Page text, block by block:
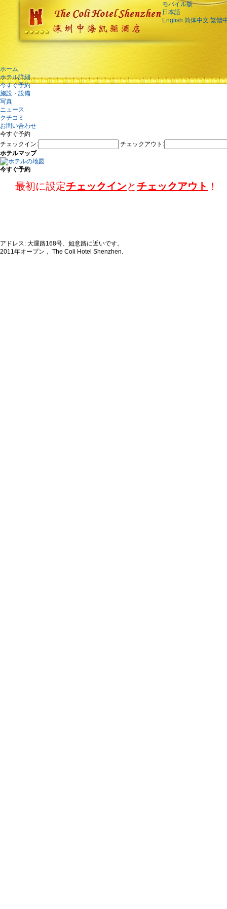
モバイル版
日本語
English 简体中文 繁體
ホーム
ホテル詳細
今すぐ予約
施設・設備
写真
ニュース
クチコミ
お問い合わせ
今すぐ予約
チェックイン:
チェックアウト:
ホテルマップ
今すぐ予約
最初に設定チェックインと チェックアウト ！
アドレス: 大運路168号、如意路に近いです。
2011年オープン， The Coli Hotel Shenzhen.